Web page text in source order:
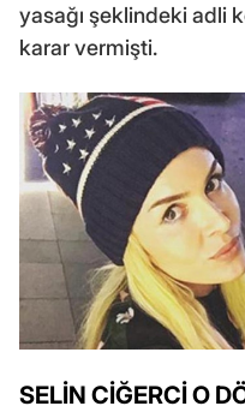
yasağı şeklindeki adli
karar vermişti.
SELİN CİĞERCİ O